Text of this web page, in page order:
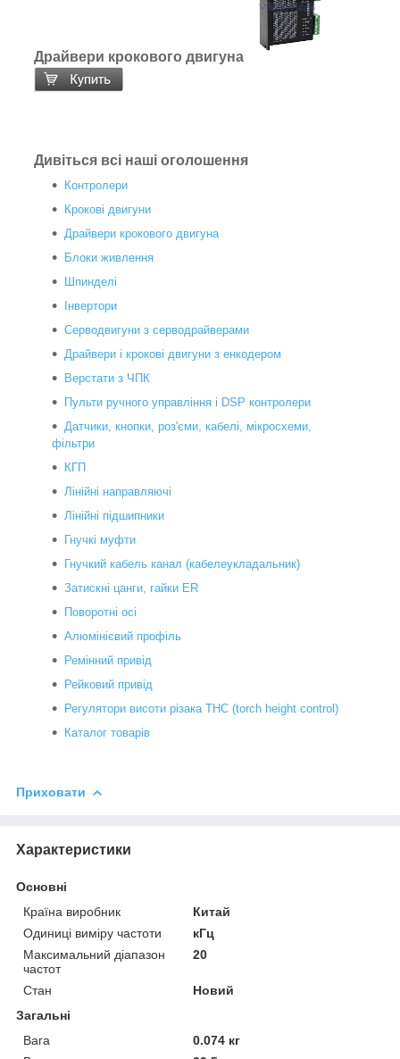
Драйвери крокового двигуна
Дивіться всі наші оголошення
Контролери
Крокові двигуни
Драйвери крокового двигуна
Блоки живлення
Шпинделі
Інвертори
Серводвигуни з серводрайверами
Драйвери і крокові двигуни з енкодером
Верстати з ЧПК
Пульти ручного управління і DSP контролери
Датчики, кнопки, роз'єми, кабелі, мікросхеми,
фільтри
КГП
Лінійні направляючі
Лінійні підшипники
Гнучкі муфти
Гнучкий кабель канал (кабелеукладальник)
Затискні цанги, гайки ER
Поворотні осі
Алюмінієвий профіль
Ремінний привід
Рейковий привід
Регулятори висоти різака THC (torch height control)
Каталог товарів
Приховати
Характеристики
Основні
Країна виробник
Китай
Одиниці виміру частоти
кГц
Максимальний діапазон
частот
20
Стан
Новий
Загальні
Вага
0.074 кг